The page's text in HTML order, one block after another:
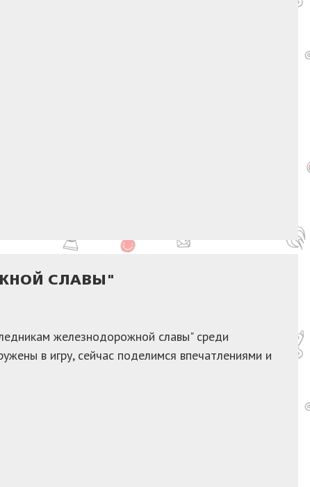
СЛАВЫ"
железнодорожной славы" среди
в игру, сейчас поделимся впечатлениями и